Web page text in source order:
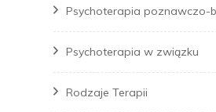
Psychoterapia poznawczo-
Psychoterapia w związku
Rodzaje Terapii